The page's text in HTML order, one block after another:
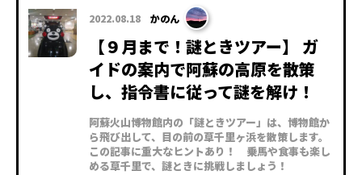
2022.08.18 かのん
【９月まで！謎ときツアー】 ガ
イドの案内で阿蘇の高原を散策
し、指令書に従って謎を解け！
阿蘇火山博物館内の「謎ときツアー」は、博物館か
ら飛び出して、目の前の草千里ヶ浜を散策します。
この記事に重大なヒントあり！ 乗馬や食事も楽し
める草千里で、謎ときに挑戦しましょう！